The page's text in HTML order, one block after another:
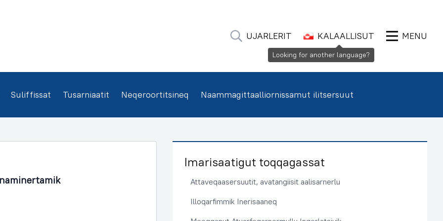
UJARLERIT KALAALLISUT MENU
Suliffissat Tusarniaatit Neqeroortitsineq Naammagittaalliornissamut ilitsersuut
Imarisaatigut toqqagassat
Attaveqaasersuutit, avatangiisit aalisarnerlu
Illoqarfimmik Inerisaaneq
Looking for another language?